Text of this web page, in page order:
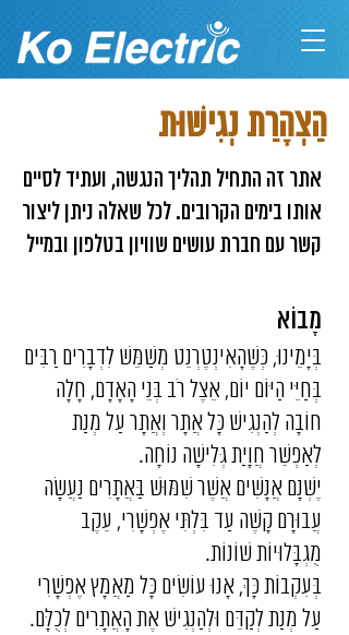
הַצְהָרַת נְגִישׁוּת
אתר זה התחיל תהליך הנגשה, ועתיד לסיים
אותו בימים הקרובים. לכל שאלה ניתן ליצור
קשר עם חברת עושים שוויון בטלפון ובמייל
מָבוֹא
בְּיָמֵינוּ, כְּשֶׁהָאִינְטֶרְנֵט מְשַׁמֵּשׁ לִדְבָרִים רַבִּים
בְּחַיֵּי הַיּוֹם יוֹם, אֵצֶל רֹב בְּנֵי הָאָדָם, חָלָה
חוֹבָה לְהַנְגִישׁ כָּל אֲתָר וְאֲתָר עַל מְנַת
לְאַפְשֵׁר חֲוָיַת גְּלִישָׁה נוֹחָה.
יֶשְׁנָם אֲנָשִׁים אֲשֶׁר שִׁמּוּשׁ בַּאֲתָרִים נַעֲשָׂה
עֲבוּרָם קָשֶׁה עַד בִּלְתִּי אֶפְשָׁרִי, עֵקֶב
מֻגְבָּלוּיוֹת שׁוֹנוֹת.
בְּעִקְבוֹת כָּךְ, אָנוּ עוֹשִׂים כָּל מַאֲמָץ אֶפְשָׁרִי
עַל מְנַת לְקַדֵּם וּלְהַנְגִישׁ אֶת הָאֲתָרִים לְכֻלָּם.